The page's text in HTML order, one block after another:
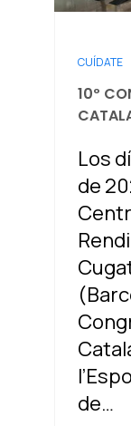
CUÍDATE
10º
Los
de
de…